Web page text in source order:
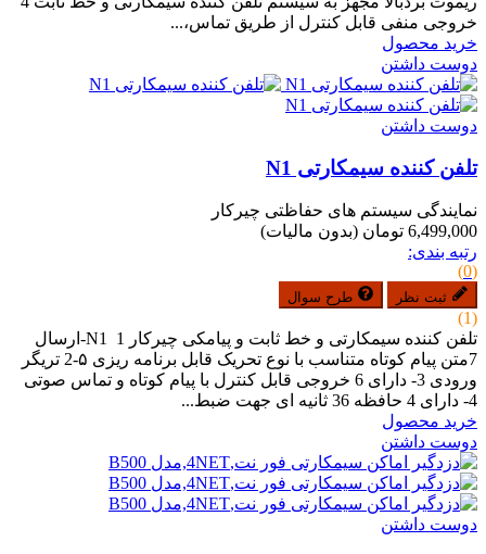
خروجی منفی قابل کنترل از طریق تماس،...
خرید محصول
دوست داشتن
دوست داشتن
تلفن کننده سیمکارتی N1
نمایندگی سیستم های حفاظتی چیرکار
6,499,000 تومان
(بدون مالیات)
رتبه بندی:
(0)
ثبت نظر طرح سوال
(1)
تلفن کننده سیمکارتی و خط ثابت و پیامکی چیرکار N1 1-ارسال
7متن پیام کوتاه متناسب با نوع تحریک قابل برنامه ریزی ۵-2 تریگر
ورودی 3- دارای 6 خروجی قابل کنترل با پیام کوتاه و تماس صوتی
4- دارای 4 حافظه 36 ثانیه ای جهت ضبط...
خرید محصول
دوست داشتن
دوست داشتن